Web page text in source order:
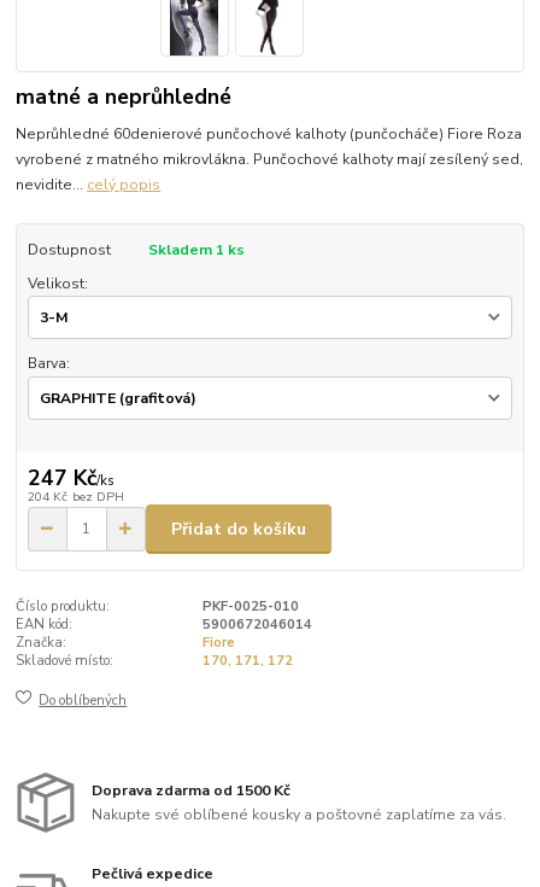
matné a neprůhledné
Neprůhledné 60denierové punčochové kalhoty (punčocháče) Fiore Roza
vyrobené z matného mikrovlákna. Punčochové kalhoty mají zesílený sed,
nevidite... celý popis
Dostupnost
Skladem 1 ks
Velikost:
Barva:
247 Kč/ks
204 Kč bez DPH
Přidat do košíku
Číslo produktu:
PKF-0025-010
EAN kód:
5900672046014
Značka:
Fiore
Skladové místo:
170, 171, 172
Do oblíbených
Doprava zdarma od 1500 Kč
Nakupte své oblíbené kousky a poštovné zaplatíme za vás.
Pečlivá expedice